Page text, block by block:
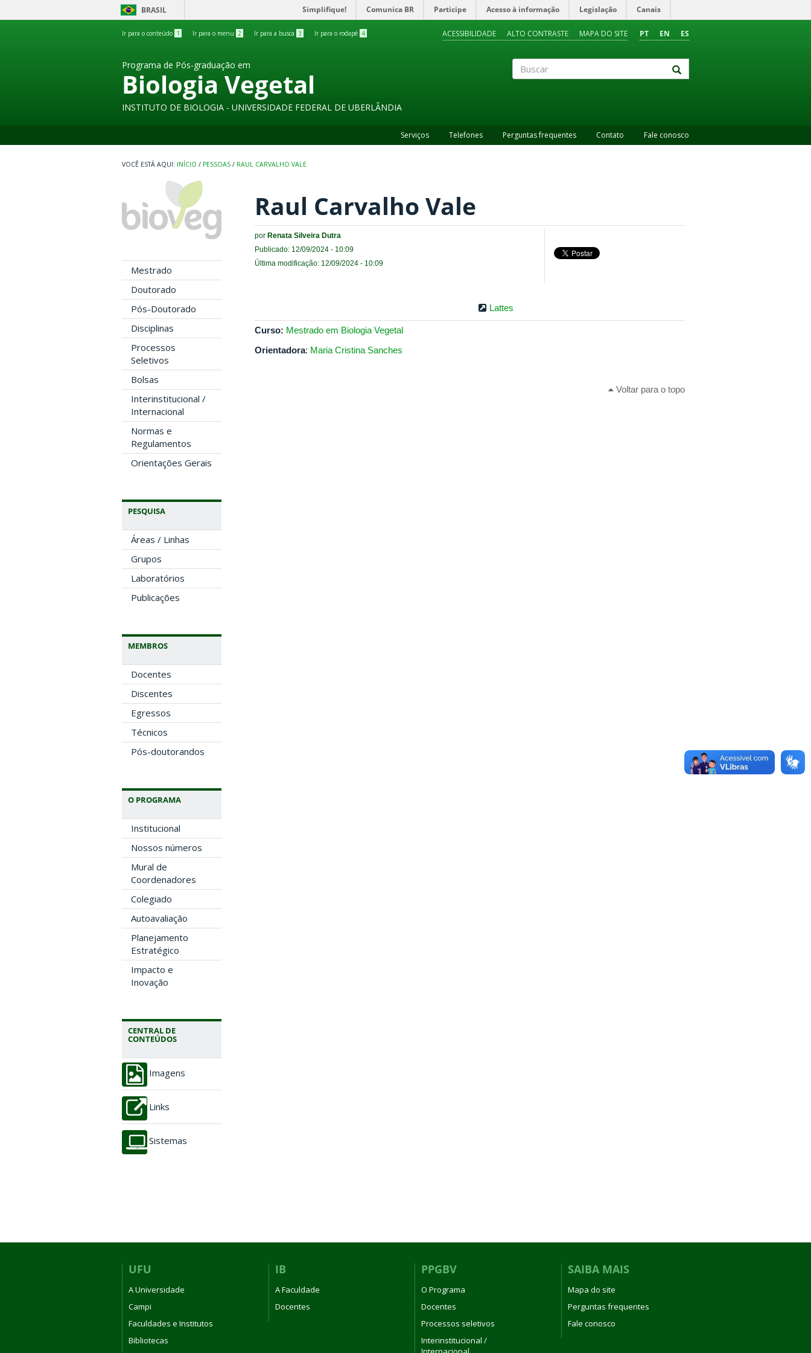
BRASIL Simplifique! Comunica BR Participe Acesso à informação Legislação Canais
Ir para o conteúdo 1 Ir para o menu 2 Ir para a busca 3 Ir para o rodapé 4 PT EN ES
ACESSIBILIDADE ALTO CONTRASTE MAPA DO SITE
Programa de Pós-graduação em
Biologia Vegetal
INSTITUTO DE BIOLOGIA - UNIVERSIDADE FEDERAL DE UBERLÂNDIA
Serviços Telefones Perguntas frequentes Contato Fale conosco
INÍCIO / PESSOAS / RAUL CARVALHO VALE
Mestrado
Doutorado
Pós-Doutorado
Disciplinas
Processos
Seletivos
Bolsas
Interinstitucional /
Internacional
Normas e
Regulamentos
Orientações Gerais
PESQUISA
Áreas / Linhas
Grupos
Laboratórios
Publicações
MEMBROS
Docentes
Discentes
Egressos
Técnicos
Pós-doutorandos
O PROGRAMA
Institucional
Nossos números
Mural de
Coordenadores
Colegiado
Autoavaliação
Planejamento
Estratégico
Impacto e
Inovação
CENTRAL DE
CONTEÚDOS
Imagens
Links
Sistemas
Raul Carvalho Vale
por Renata Silveira Dutra
Publicado: 12/09/2024 - 10:09
Última modificação: 12/09/2024 - 10:09
Lattes
Curso: Mestrado em Biologia Vegetal
Orientadora: Maria Cristina Sanches
Voltar para o topo
UFU
A Universidade
Campi
Faculdades e Institutos
Bibliotecas
IB
A Faculdade
Docentes
PPGBV
O Programa
Docentes
Processos seletivos
Interinstitucional /
SAIBA MAIS
Mapa do site
Perguntas frequentes
Fale conosco